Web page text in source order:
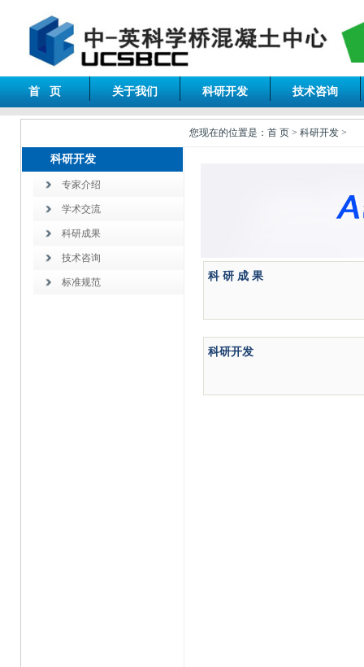
首 页 关于我们 科研开发 技术咨询
您现在的位置是：首 页 > 科研开发 >
科研开发
专家介绍
学术交流
科研成果
技术咨询
标准规范 科 研 成 果
科研开发